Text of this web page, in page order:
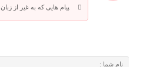
پیام هایی که به غیر از